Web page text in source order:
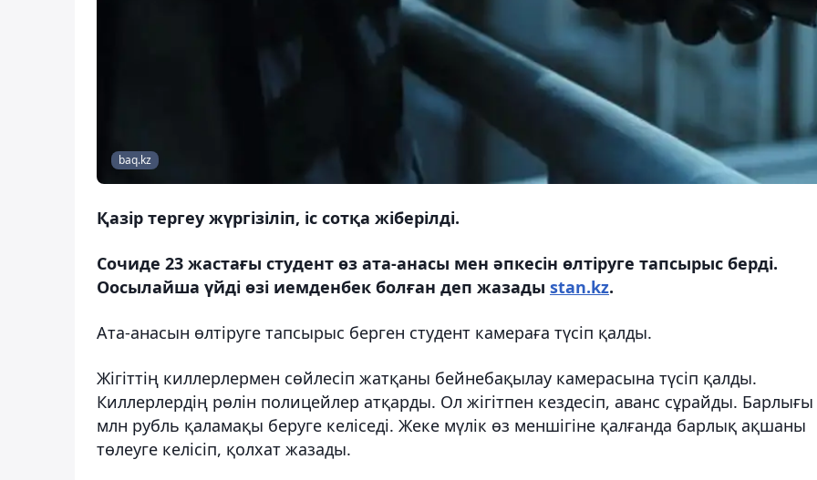
baq.kz
Қазір тергеу жүргізіліп, іс сотқа жіберілді.
Сочиде 23 жастағы студент өз ата-анасы мен әпкесін өлтіруге тапсырыс берді.
Оосылайша үйді өзі иемденбек болған деп жазады stan.kz.
Ата-анасын өлтіруге тапсырыс берген студент камераға түсіп қалды.
Жігіттің киллерлермен сөйлесіп жатқаны бейнебақылау камерасына түсіп қалды.
Киллерлердің рөлін полицейлер атқарды. Ол жігітпен кездесіп, аванс сұрайды. Барлығы
млн рубль қаламақы беруге келіседі. Жеке мүлік өз меншігіне қалғанда барлық ақшаны
төлеуге келісіп, қолхат жазады.